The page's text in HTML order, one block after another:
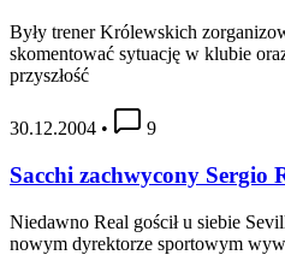
Były trener Królewskich
skomentować sytuację w klubie
przyszłość
30.12.2004 • 9
Sacchi zachwycony Sergio
Niedawno Real gościł u siebie
nowym dyrektorze sportowym